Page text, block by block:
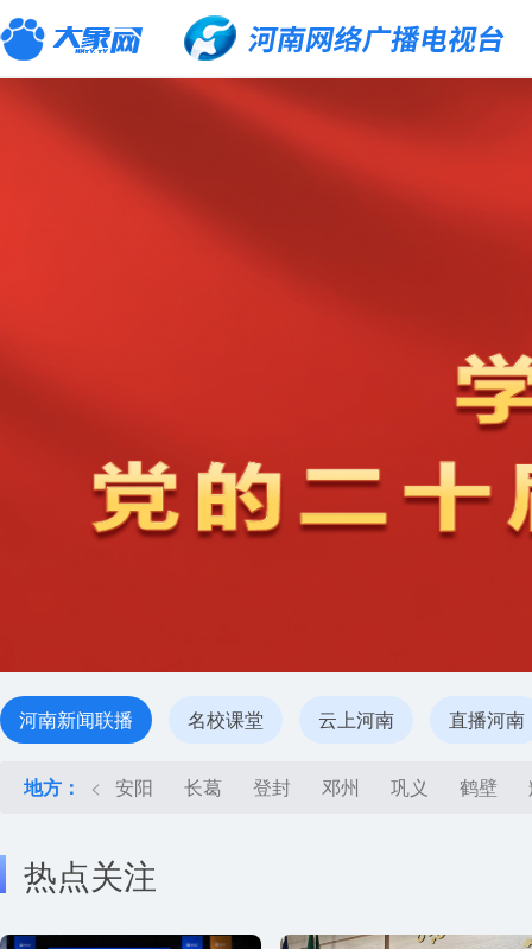
河南新闻联播 名校课堂 云上河南 直播河南
地方： < 安阳 长葛 登封 邓州 巩义 鹤壁
热点关注